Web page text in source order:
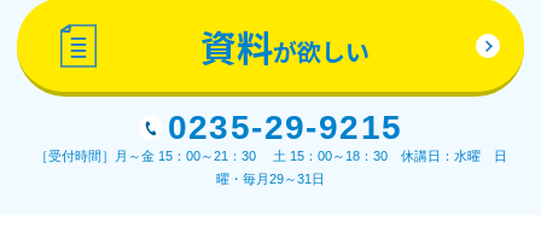
資料が欲しい
0235-29-9215
［受付時間］月～金 15：00～21：30 土 15：00～18：30 休講日：水曜 日
曜・毎月29～31日